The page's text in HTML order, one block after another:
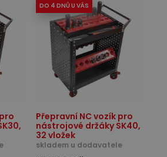
DO 4 DNŮ U VÁS
Přepravní NC vozík pro
nástrojové držáky SK40,
32 vložek
skladem u dodavatele